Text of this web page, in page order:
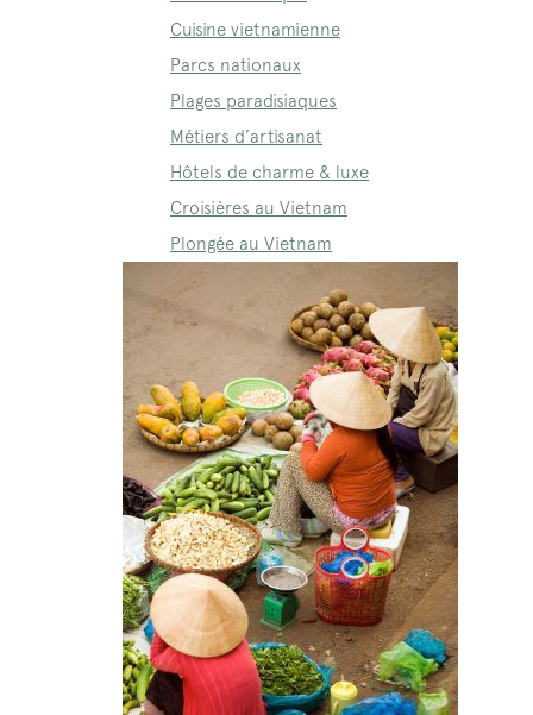
Cuisine vietnamienne
Parcs nationaux
Plages paradisiaques
Métiers d’artisanat
Hôtels de charme & luxe
Croisières au Vietnam
Plongée au Vietnam